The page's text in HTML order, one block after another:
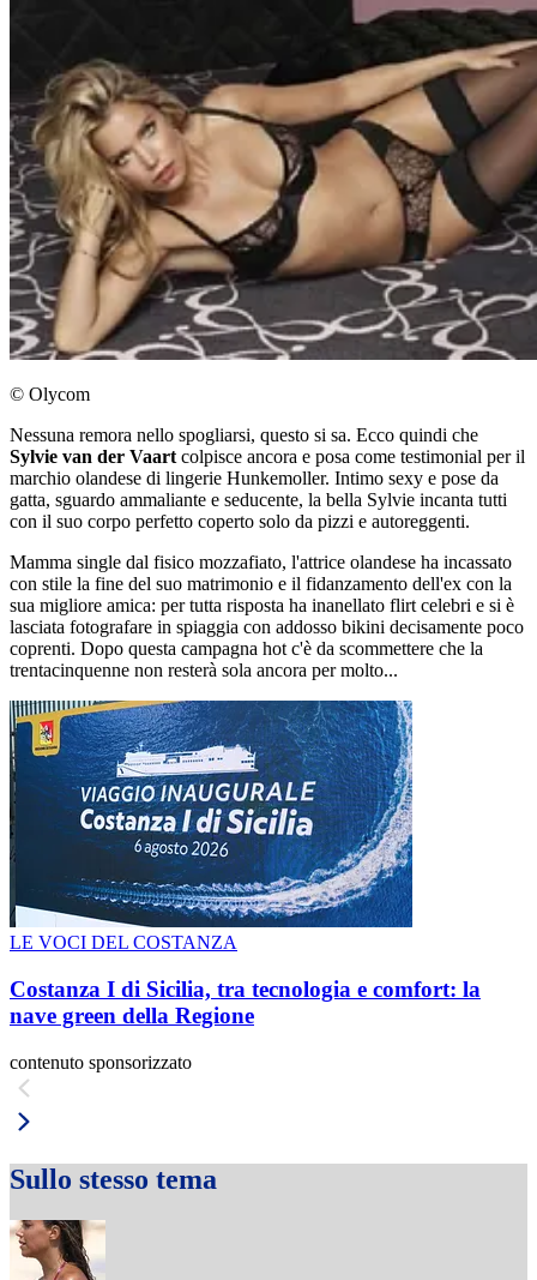
© Olycom
Nessuna remora nello spogliarsi, questo si sa. Ecco quindi che
Sylvie van der Vaart colpisce ancora e posa come testimonial per il
marchio olandese di lingerie Hunkemoller. Intimo sexy e pose da
gatta, sguardo ammaliante e seducente, la bella Sylvie incanta tutti
con il suo corpo perfetto coperto solo da pizzi e autoreggenti.
Mamma single dal fisico mozzafiato, l'attrice olandese ha incassato
con stile la fine del suo matrimonio e il fidanzamento dell'ex con la
sua migliore amica: per tutta risposta ha inanellato flirt celebri e si è
lasciata fotografare in spiaggia con addosso bikini decisamente poco
coprenti. Dopo questa campagna hot c'è da scommettere che la
trentacinquenne non resterà sola ancora per molto...
LE VOCI DEL COSTANZA
Costanza I di Sicilia, tra tecnologia e comfort: la
nave green della Regione
contenuto sponsorizzato
Sullo stesso tema